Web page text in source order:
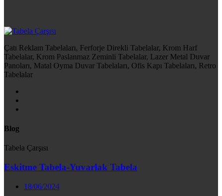
Çatı Reklam Tabelaları, Ferforje Direkli Tabelalar, Krom Harf
Tabelalar, Krom Paslanmaz Zeminli Tabelalar, Lazer Metal Duvar
Panoları, Matal Oyma Duvar Tabelaları, Ofis Kapı Tabelaları, Retro
Tabelalar
Blog
Tabela Çarşısı
Eskitme Tabela-Yuvarlak Tabela
18/06/2024